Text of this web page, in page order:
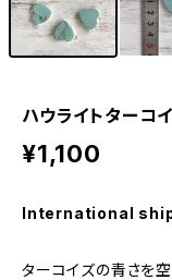
ハウライトターコ
¥1,100
International
ターコイズの青さを